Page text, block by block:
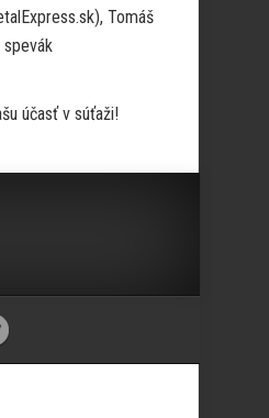
Tomáš
spevák
účasť v súťaži!